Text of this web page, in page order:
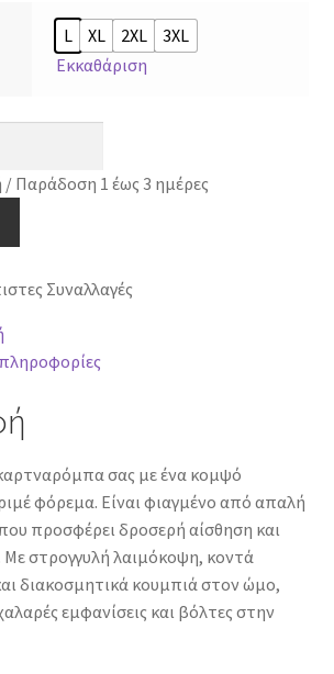
L XL 2XL
3XL
Εκκαθάριση
Παράδοση 1 έως 3 ημέρες
Συναλλαγές
σας με ένα κομψό
φόρεμα. Είναι φιαγμένο από απαλή
προσφέρει δροσερή αίσθηση και
Με στρογγυλή λαιμόκοψη, κοντά
διακοσμητικά κουμπιά στον ώμο,
εμφανίσεις και βόλτες στην